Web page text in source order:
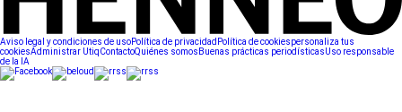
Aviso legal y condiciones de usoPolítica de privacidad Política de cookiespersonaliza tus
cookiesAdministrar UtiqContactoQuiénes somos Buenas prácticas periodísticasUso responsable
de la IA